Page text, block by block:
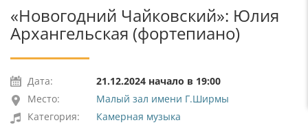
«Новогодний Чайковский»: Юлия
Архангельская (фортепиано)
Дата:
21.12.2024 начало в 19:00
Место:
Малый зал имени Г.Ширмы
Категория:
Камерная музыка